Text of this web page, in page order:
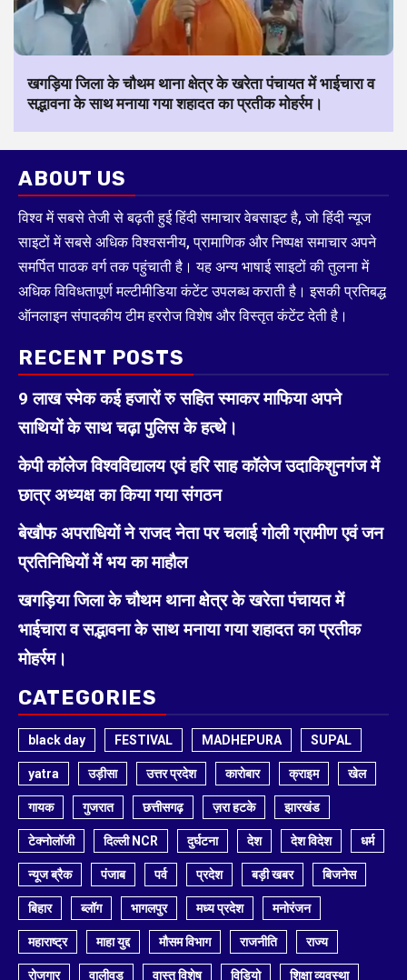
खगड़िया जिला के चौथम थाना क्षेत्र के खरेता पंचायत में भाईचारा व
सद्भावना के साथ मनाया गया शहादत का प्रतीक मोहर्रम।
ABOUT US
विश्व में सबसे तेजी से बढ़ती हुई हिंदी समाचार वेबसाइट है, जो हिंदी न्यूज
साइटों में सबसे अधिक विश्वसनीय, प्रामाणिक और निष्पक्ष समाचार अपने
समर्पित पाठक वर्ग तक पहुंचाती है। यह अन्य भाषाई साइटों की तुलना में
अधिक विविधतापूर्ण मल्टीमीडिया कंटेंट उपलब्ध कराती है। इसकी प्रतिबद्ध
ऑनलाइन संपादकीय टीम हररोज विशेष और विस्तृत कंटेंट देती है।
RECENT POSTS
9 लाख स्मेक कई हजारों रु सहित स्माकर माफिया अपने
साथियों के साथ चढ़ा पुलिस के हत्थे।
केपी कॉलेज विश्वविद्यालय एवं हरि साह कॉलेज उदाकिशुनगंज में
छात्र अध्यक्ष का किया गया संगठन
बेखौफ अपराधियों ने राजद नेता पर चलाई गोली ग्रामीण एवं जन
प्रतिनिधियों में भय का माहौल
खगड़िया जिला के चौथम थाना क्षेत्र के खरेता पंचायत में
भाईचारा व सद्भावना के साथ मनाया गया शहादत का प्रतीक
मोहर्रम।
CATEGORIES
black day FESTIVAL MADHEPURA SUPAL
yatra उड़ीसा उत्तर प्रदेश कारोबार क्राइम खेल
गायक गुजरात छत्तीसगढ़ ज़रा हटके झारखंड
टेक्नोलॉजी दिल्ली NCR दुर्घटना देश देश विदेश धर्म
न्यूज ब्रैक पंजाब पर्व प्रदेश बड़ी खबर बिजनेस
बिहार ब्लॉग भागलपुर मध्य प्रदेश मनोरंजन
महाराष्ट्र माहा युद्द मौसम विभाग राजनीति राज्य
रोजगार वालीवुड वास्तु विशेष विडियो शिक्षा व्यवस्था